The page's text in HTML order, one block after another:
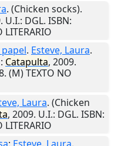
. (Chicken socks).
. U.I.: DGL. ISBN:
. Esteve, Laura.
: Catapulta, 2009.
(M) TEXTO NO
Laura. (Chicken
, 2009. U.I.: DGL. ISBN: